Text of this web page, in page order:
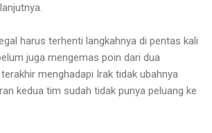
harus terhenti langkahnya di pentas kali
juga mengemas poin dari dua
menghadapi Irak tidak ubahnya
kedua tim sudah tidak punya peluang ke